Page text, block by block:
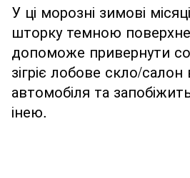
У ці морозні зимові
шторку темною
допоможе привернути
зігріє лобове скло/
автомобіля та
інею.